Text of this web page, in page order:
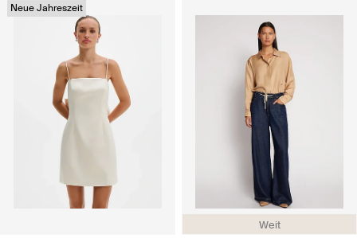
Neue Jahreszeit
Weit